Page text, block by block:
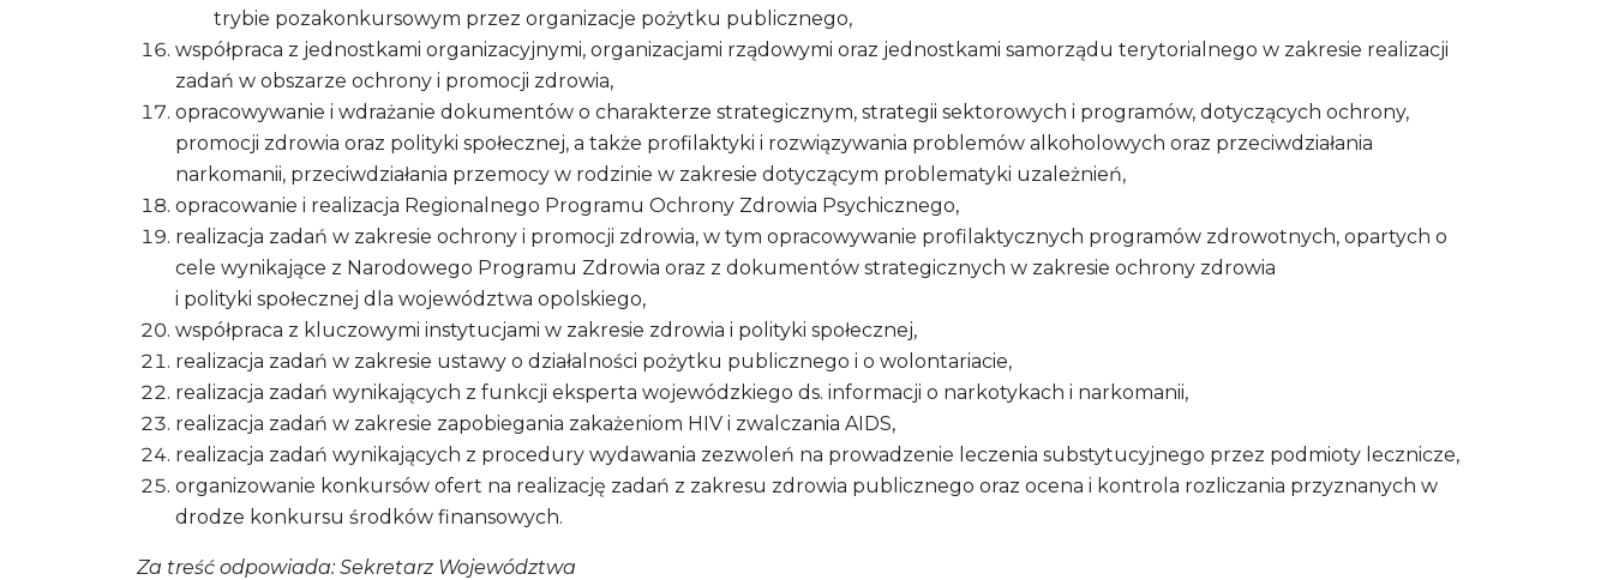
trybie pozakonkursowym przez organizacje pożytku publicznego,
współpraca z jednostkami organizacyjnymi, organizacjami rządowymi oraz jednostkami samorządu terytorialnego w zakresie realizacji
zadań w obszarze ochrony i promocji zdrowia,
opracowywanie i wdrażanie dokumentów o charakterze strategicznym, strategii sektorowych i programów, dotyczących ochrony,
promocji zdrowia oraz polityki społecznej, a także profilaktyki i rozwiązywania problemów alkoholowych oraz przeciwdziałania
narkomanii, przeciwdziałania przemocy w rodzinie w zakresie dotyczącym problematyki uzależnień,
opracowanie i realizacja Regionalnego Programu Ochrony Zdrowia Psychicznego,
realizacja zadań w zakresie ochrony i promocji zdrowia, w tym opracowywanie profilaktycznych programów zdrowotnych, opartych o
cele wynikające z Narodowego Programu Zdrowia oraz z dokumentów strategicznych w zakresie ochrony zdrowia
i polityki społecznej dla województwa opolskiego,
współpraca z kluczowymi instytucjami w zakresie zdrowia i polityki społecznej,
realizacja zadań w zakresie ustawy o działalności pożytku publicznego i o wolontariacie,
realizacja zadań wynikających z funkcji eksperta wojewódzkiego ds. informacji o narkotykach i narkomanii,
realizacja zadań w zakresie zapobiegania zakażeniom HIV i zwalczania AIDS,
realizacja zadań wynikających z procedury wydawania zezwoleń na prowadzenie leczenia substytucyjnego przez podmioty lecznicze,
organizowanie konkursów ofert na realizację zadań z zakresu zdrowia publicznego oraz ocena i kontrola rozliczania przyznanych w
drodze konkursu środków finansowych.
Za treść odpowiada: Sekretarz Województwa